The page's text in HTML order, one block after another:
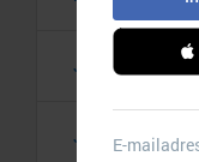
Jackery
Jaybird